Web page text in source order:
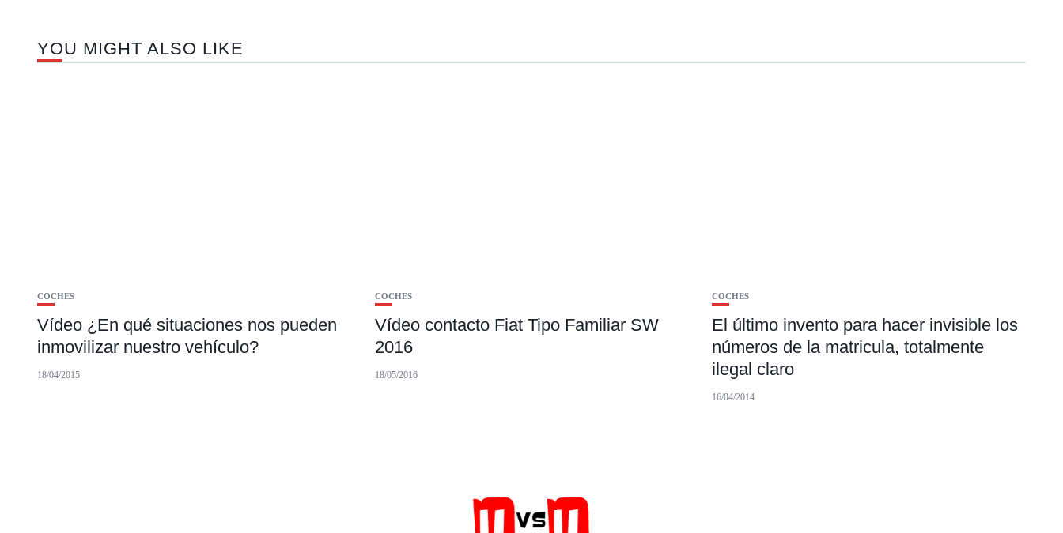
YOU MIGHT ALSO LIKE
COCHES
Vídeo ¿En qué situaciones nos pueden
inmovilizar nuestro vehículo?
18/04/2015
COCHES
Vídeo contacto Fiat Tipo Familiar SW
2016
18/05/2016
COCHES
El último invento para hacer invisible los
números de la matricula, totalmente
ilegal claro
16/04/2014